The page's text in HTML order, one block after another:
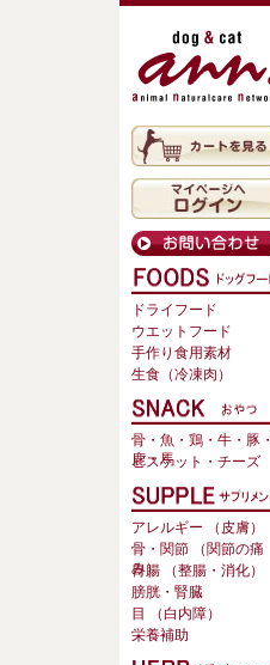
ドライフード
ウエットフード
手作り食用素材
生食（冷凍肉）
骨・魚・鶏・牛・豚・
鹿・馬
ビスケット・チーズ
アレルギー （皮膚）
骨・関節 （関節の痛
み）
胃腸 （整腸・消化）
膀胱・腎臓
目 （白内障）
栄養補助